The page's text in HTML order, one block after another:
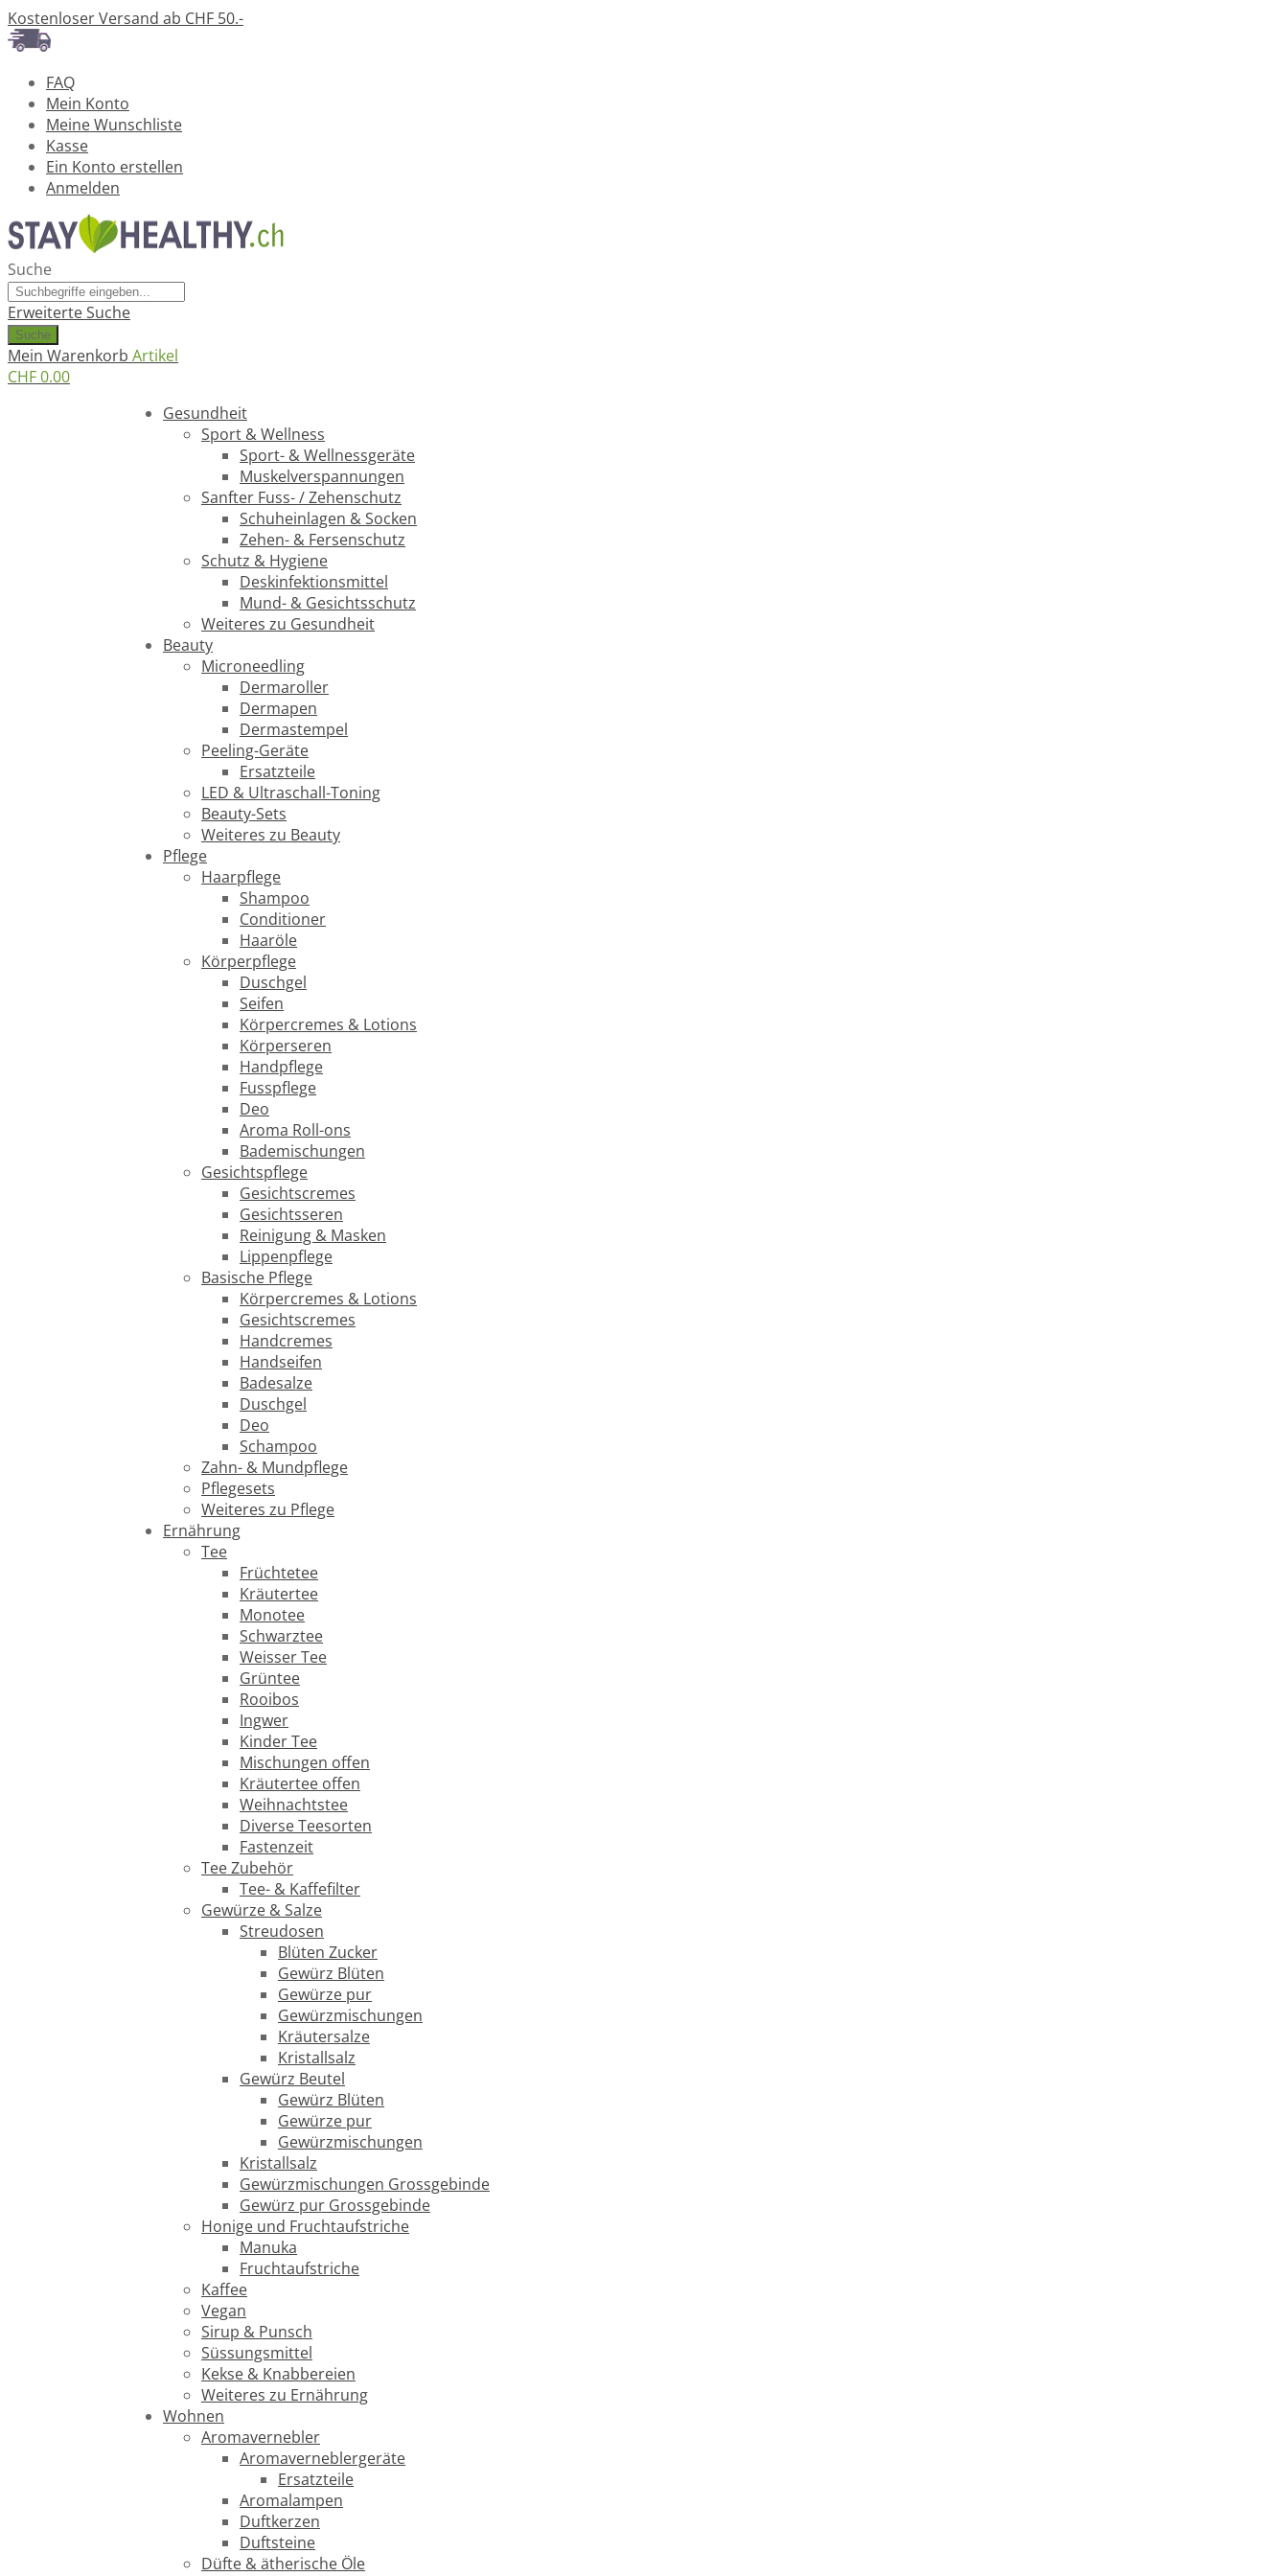
Kostenloser Versand ab CHF 50.-
FAQ
Mein Konto
Meine Wunschliste
Kasse
Ein Konto erstellen
Anmelden
Suche
Erweiterte Suche
Suche
Mein Warenkorb Artikel
CHF 0.00
Gesundheit
Sport & Wellness
Sport- & Wellnessgeräte
Muskelverspannungen
Sanfter Fuss- / Zehenschutz
Schuheinlagen & Socken
Zehen- & Fersenschutz
Schutz & Hygiene
Deskinfektionsmittel
Mund- & Gesichtsschutz
Weiteres zu Gesundheit
Beauty
Microneedling
Dermaroller
Dermapen
Dermastempel
Peeling-Geräte
Ersatzteile
LED & Ultraschall-Toning
Beauty-Sets
Weiteres zu Beauty
Pflege
Haarpflege
Shampoo
Conditioner
Haaröle
Körperpflege
Duschgel
Seifen
Körpercremes & Lotions
Körperseren
Handpflege
Fusspflege
Deo
Aroma Roll-ons
Bademischungen
Gesichtspflege
Gesichtscremes
Gesichtsseren
Reinigung & Masken
Lippenpflege
Basische Pflege
Körpercremes & Lotions
Gesichtscremes
Handcremes
Handseifen
Badesalze
Duschgel
Deo
Schampoo
Zahn- & Mundpflege
Pflegesets
Weiteres zu Pflege
Ernährung
Tee
Früchtetee
Kräutertee
Monotee
Schwarztee
Weisser Tee
Grüntee
Rooibos
Ingwer
Kinder Tee
Mischungen offen
Kräutertee offen
Weihnachtstee
Diverse Teesorten
Fastenzeit
Tee Zubehör
Tee- & Kaffefilter
Gewürze & Salze
Streudosen
Blüten Zucker
Gewürz Blüten
Gewürze pur
Gewürzmischungen
Kräutersalze
Kristallsalz
Gewürz Beutel
Gewürz Blüten
Gewürze pur
Gewürzmischungen
Kristallsalz
Gewürzmischungen Grossgebinde
Gewürz pur Grossgebinde
Honige und Fruchtaufstriche
Manuka
Fruchtaufstriche
Kaffee
Vegan
Sirup & Punsch
Süssungsmittel
Kekse & Knabbereien
Weiteres zu Ernährung
Wohnen
Aromavernebler
Aromaverneblergeräte
Ersatzteile
Aromalampen
Duftkerzen
Duftsteine
Düfte & ätherische Öle